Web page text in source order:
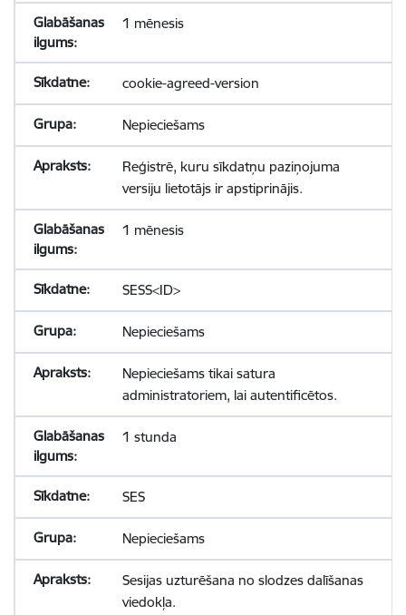
1 mēnesis
cookie-agreed-version
Nepieciešams
Reģistrē, kuru sīkdatņu paziņojuma
versiju lietotājs ir apstiprinājis.
1 mēnesis
SESS<ID>
Nepieciešams
Nepieciešams tikai satura
administratoriem, lai autentificētos.
1 stunda
SES
Nepieciešams
Sesijas uzturēšana no slodzes dalīšanas
viedokļa.